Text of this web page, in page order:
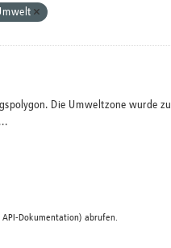
Die Umweltzone wurde
API-Dokumentation) abrufen.